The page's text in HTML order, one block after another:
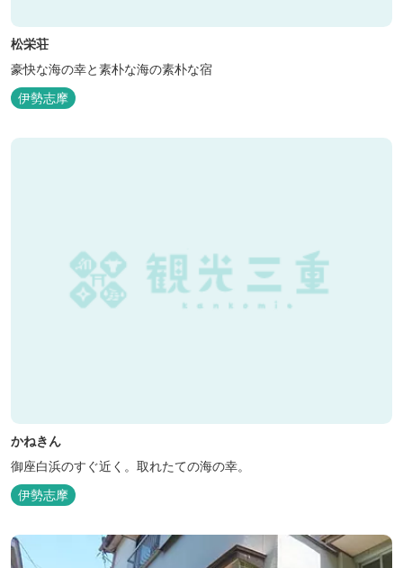
松栄荘
豪快な海の幸と素朴な海の素朴な宿
伊勢志摩
かねきん
御座白浜のすぐ近く。取れたての海の幸。
伊勢志摩